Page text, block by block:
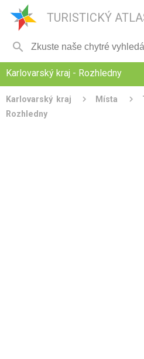
TURISTICKÝ

Karlovarský kraj - Rozhledny
Karlovarský kraj Místa
Rozhledny